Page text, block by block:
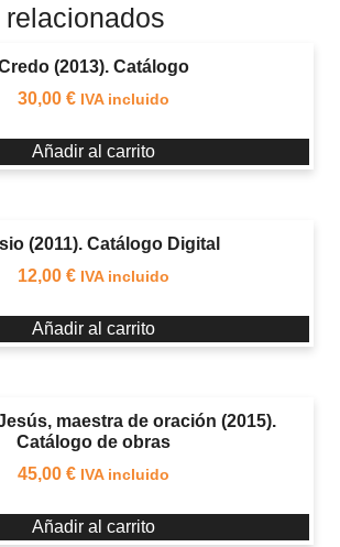
(2013). Catálogo
30,00 € IVA incluido
Añadir al carrito
(2011). Catálogo Digital
12,00 € IVA incluido
Añadir al carrito
maestra de oración (2015).
Catálogo de obras
45,00 € IVA incluido
Añadir al carrito